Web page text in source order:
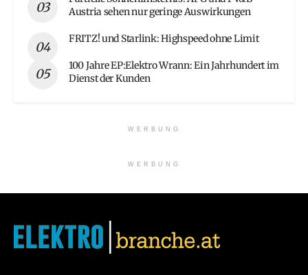
Austria sehen nur geringe Auswirkungen
FRITZ! und Starlink: Highspeed ohne Limit
100 Jahre EP:Elektro Wrann: Ein Jahrhundert im
Dienst der Kunden
WERBUNG
WERBUNG